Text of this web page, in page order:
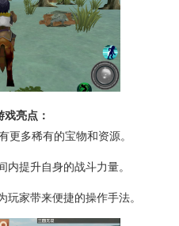
亮点：
多稀有的宝物和资源。
提升自身的战斗力量。
家带来便捷的操作手法。